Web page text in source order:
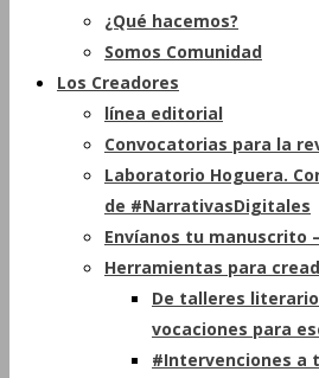
¿Qué hacemos?
Somos Comunidad
Los Creadores
línea editorial
Convocatorias para la
Laboratorio Hoguera.
de #NarrativasDigitales
Envíanos tu manuscrito
Herramientas para
De talleres
vocaciones para
#Intervenciones a